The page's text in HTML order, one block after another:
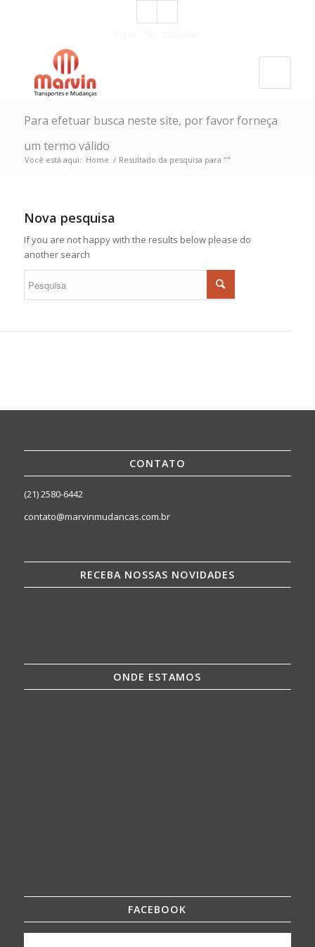
Para efetuar busca neste site, por favor forneça
um termo válido
Você está aqui: Home / Resultado da pesquisa para ""
Nova pesquisa
If you are not happy with the results below please do
another search
CONTATO
(21) 2580-6442
contato@marvinmudancas.com.br
RECEBA NOSSAS NOVIDADES
ONDE ESTAMOS
FACEBOOK